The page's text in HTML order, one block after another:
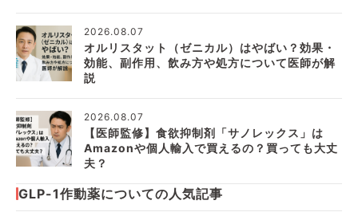
2026.08.07
オルリスタット（ゼニカル）はやばい？効果・
効能、副作用、飲み方や処方について医師が解
説
2026.08.07
【医師監修】食欲抑制剤「サノレックス」は
Amazonや個人輸入で買えるの？買っても大丈
夫？
GLP-1作動薬についての人気記事